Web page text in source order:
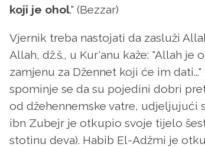
koji je ohol." (Bezzar)
Vjernik treba nastojati da zasluži
Allah, dž.š., u Kur'anu kaže: "Allah
zamjenu za Džennet koji će im
spominje se da su pojedini dobri
od džehennemske vatre, udjeljujući
ibn Zubejr je otkupio svoje tijelo
stotinu deva). Habib El-Adžmi je